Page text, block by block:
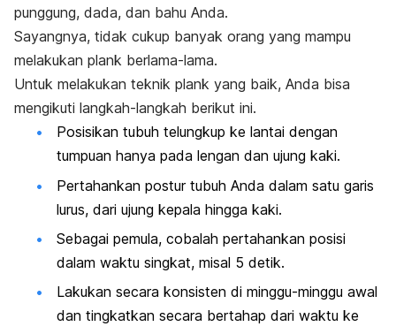
punggung, dada, dan bahu Anda.
Sayangnya, tidak cukup banyak orang yang mampu
melakukan plank berlama-lama.
Untuk melakukan teknik plank yang baik, Anda bisa
mengikuti langkah-langkah berikut ini.
Posisikan tubuh telungkup ke lantai dengan
tumpuan hanya pada lengan dan ujung kaki.
Pertahankan postur tubuh Anda dalam satu garis
lurus, dari ujung kepala hingga kaki.
Sebagai pemula, cobalah pertahankan posisi
dalam waktu singkat, misal 5 detik.
Lakukan secara konsisten di minggu-minggu awal
dan tingkatkan secara bertahap dari waktu ke